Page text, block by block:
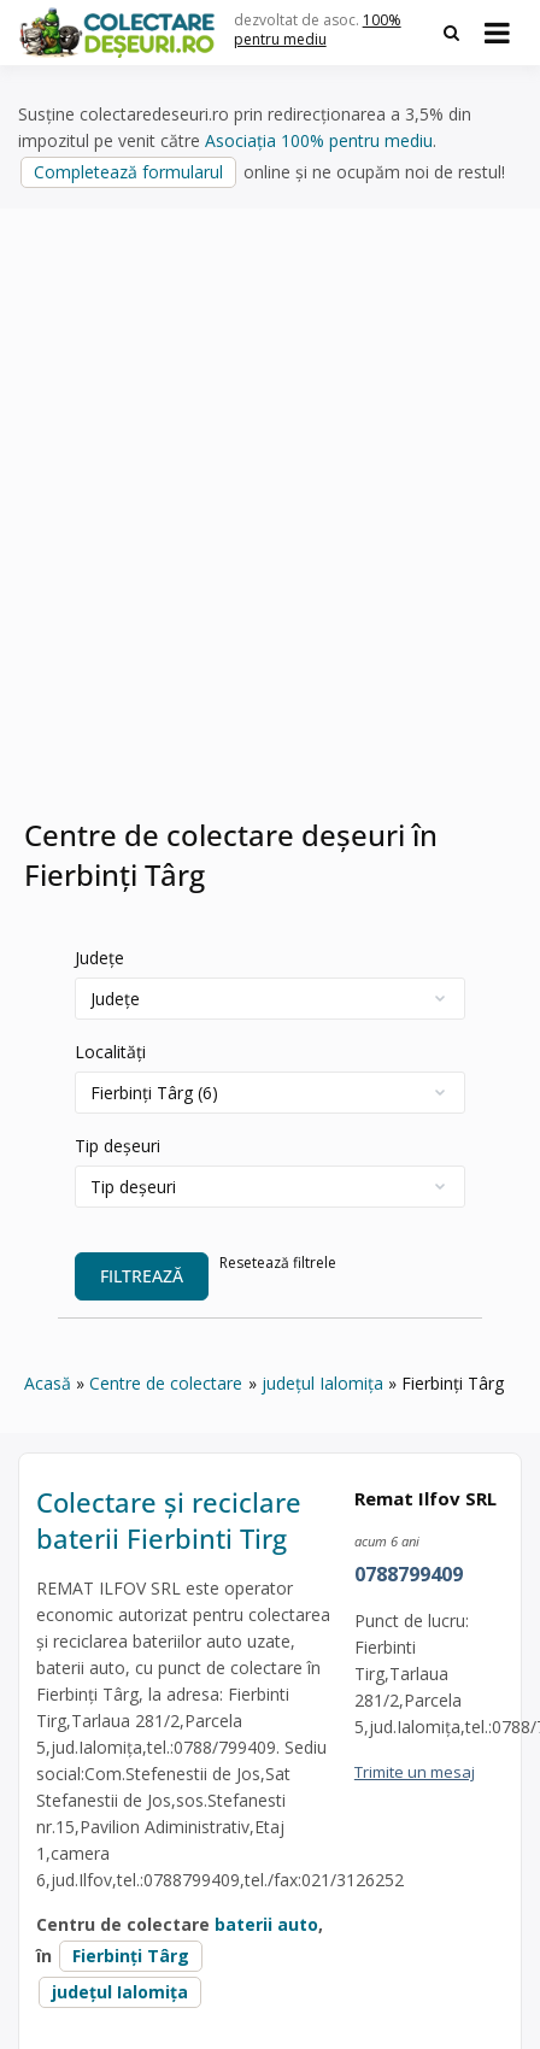
content
dezvoltat de asoc. 100%
pentru mediu
Susține colectaredeseuri.ro prin redirecționarea a 3,5% din
impozitul pe venit către Asociația 100% pentru mediu.
Completează formularul
online și ne ocupăm noi de restul!
Centre de colectare deșeuri în
Fierbinți Târg
Județe
Localități
Tip deșeuri
FILTREAZĂ
Resetează filtrele
Acasă Centre de colectare județul Ialomița Fierbinți Târg
Colectare și reciclare
baterii Fierbinti Tirg
REMAT ILFOV SRL este operator
economic autorizat pentru colectarea
și reciclarea bateriilor auto uzate,
baterii auto, cu punct de colectare în
Fierbinți Târg, la adresa: Fierbinti
Tirg,Tarlaua 281/2,Parcela
5,jud.Ialomița,tel.:0788/799409. Sediu
social:Com.Stefenestii de Jos,Sat
Stefanestii de Jos,sos.Stefanesti
nr.15,Pavilion Adiministrativ,Etaj
1,camera
6,jud.Ilfov,tel.:0788799409,tel./fax:021/3126252
Centru de colectare baterii auto,
în
Fierbinți Târg
județul Ialomița
Remat Ilfov SRL
acum 6 ani
0788799409
Punct de lucru:
Fierbinti
Tirg,Tarlaua
281/2,Parcela
Trimite un mesaj